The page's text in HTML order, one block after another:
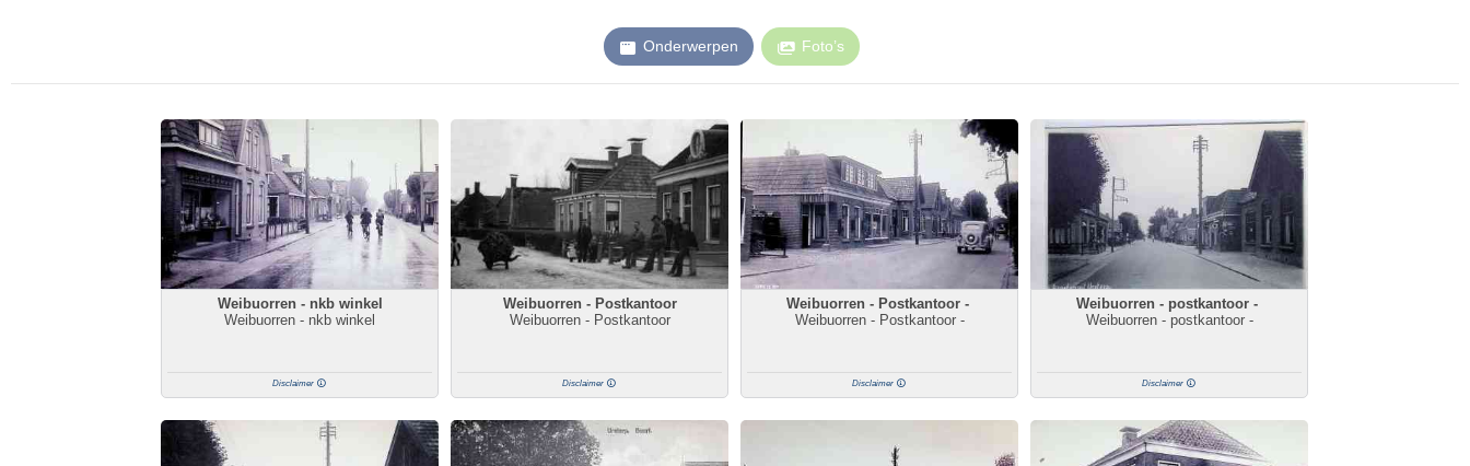
Onderwerpen Foto’s
Weibuorren - nkb winkel
Weibuorren - nkb winkel
Disclaimer
Weibuorren - Postkantoor
Weibuorren - Postkantoor
Disclaimer
Weibuorren - Postkantoor -
Weibuorren - Postkantoor -
Disclaimer
Weibuorren - postkantoor -
Weibuorren - postkantoor -
Disclaimer